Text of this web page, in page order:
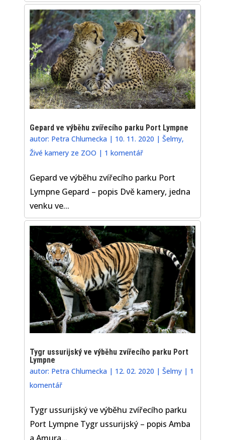
Gepard ve výběhu zvířecího parku Port Lympne
autor: Petra Chlumecka | 10. 11. 2020 |Šelmy,
Živé kamery ze ZOO | 1 komentář
Gepard ve výběhu zvířecího parku Port
Lympne Gepard – popis Dvě kamery, jedna
venku ve...
Tygr ussurijský ve výběhu zvířecího parku Port
Lympne
autor: Petra Chlumecka | 12. 02. 2020 |Šelmy | 1
komentář
Tygr ussurijský ve výběhu zvířecího parku
Port Lympne Tygr ussurijský – popis Amba